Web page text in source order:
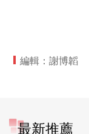
編輯：謝博韜
最新推薦